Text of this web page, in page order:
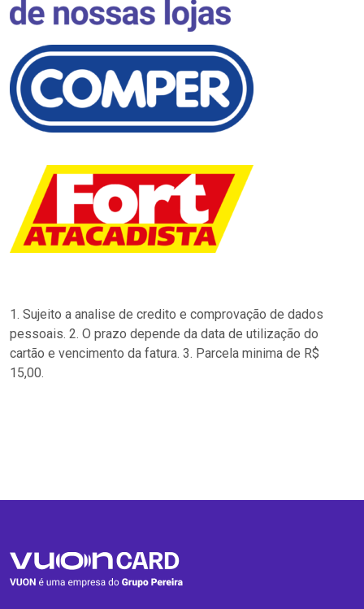
1. Sujeito a analise de credito e comprovação de dados
pessoais. 2. O prazo depende da data de utilização do
cartão e vencimento da fatura. 3. Parcela minima de R$
15,00.